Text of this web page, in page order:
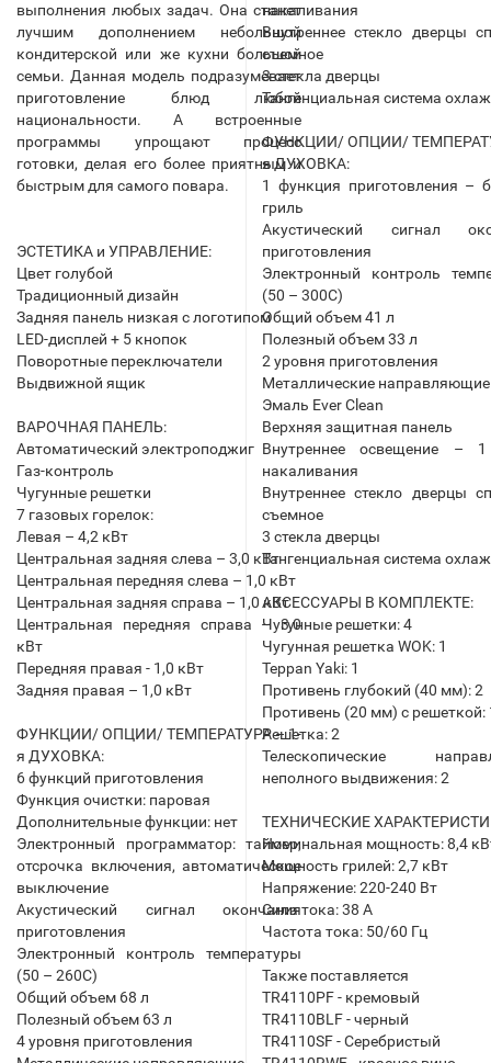
выполнения любых задач. Она станет
лучшим дополнением небольшой
кондитерской или же кухни большой
семьи. Данная модель подразумевает
приготовление блюд любой
национальности. А встроенные
программы упрощают процесс
готовки, делая его более приятным и
быстрым для самого повара.
ЭСТЕТИКА и УПРАВЛЕНИЕ:
Цвет голубой
Традиционный дизайн
Задняя панель низкая с логотипом
LЕD-дисплей + 5 кнопок
Поворотные переключатели
Выдвижной ящик
ВАРОЧНАЯ ПАНЕЛЬ:
Автоматический электроподжиг
Газ-контроль
Чугунные решетки
7 газовых горелок:
Левая – 4,2 кВт
Центральная задняя слева – 3,0 кВт
Центральная передняя слева – 1,0 кВт
Центральная задняя справа – 1,0 кВт
Центральная передняя справа – 3,0
кВт
Передняя правая - 1,0 кВт
Задняя правая – 1,0 кВт
ФУНКЦИИ/ ОПЦИИ/ ТЕМПЕРАТУРА – 1-
я ДУХОВКА:
6 функций приготовления
Функция очистки: паровая
Дополнительные функции: нет
Электронный программатор: таймер,
отсрочка включения, автоматическое
выключение
Акустический сигнал окончания
приготовления
Электронный контроль температуры
(50 – 260С)
Общий объем 68 л
Полезный объем 63 л
4 уровня приготовления
накаливания
Внутреннее стекло дверцы
съемное
3 стекла дверцы
Тангенциальная система
ФУНКЦИИ/ ОПЦИИ/
я ДУХОВКА:
1 функция приготовления –
гриль
Акустический сигнал
приготовления
Электронный контроль
(50 – 300С)
Общий объем 41 л
Полезный объем 33 л
2 уровня приготовления
Металлические направляющие
Эмаль Ever Clean
Верхняя защитная панель
Внутреннее освещение –
накаливания
Внутреннее стекло дверцы
съемное
3 стекла дверцы
Тангенциальная система
АКСЕССУАРЫ В КОМПЛЕКТЕ:
Чугунные решетки: 4
Чугунная решетка WOK: 1
Teppan Yaki: 1
Противень глубокий (40 мм): 2
Противень (20 мм) с решеткой:
Решетка: 2
Телескопические
неполного выдвижения: 2
ТЕХНИЧЕСКИЕ
Номинальная мощность: 8,4
Мощность грилей: 2,7 кВт
Напряжение: 220-240 Вт
Сила тока: 38 А
Частота тока: 50/60 Гц
Также поставляется
TR4110PF - кремовый
TR4110BLF - черный
TR4110SF - Серебристый